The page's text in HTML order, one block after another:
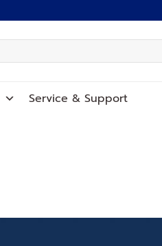
Service & Support